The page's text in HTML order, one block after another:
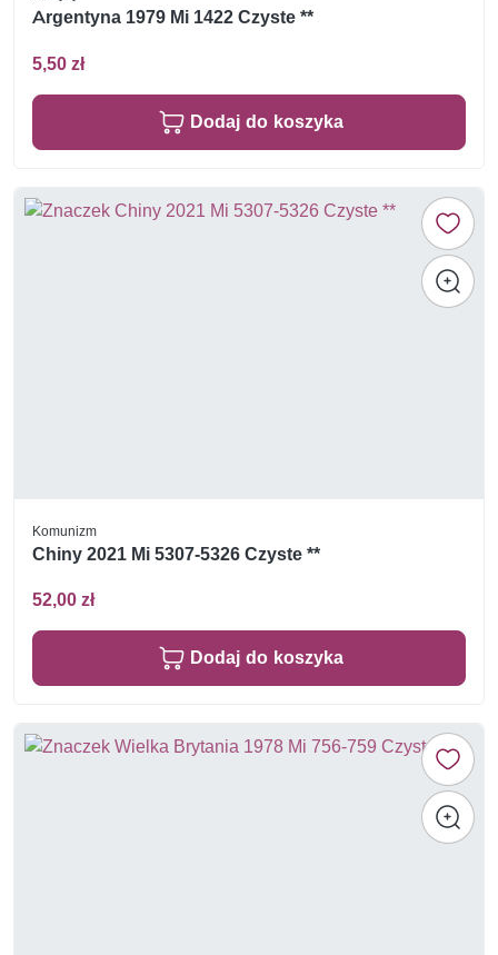
Argentyna 1979 Mi 1422 Czyste **
5,50 zł
Dodaj do koszyka
Komunizm
Chiny 2021 Mi 5307-5326 Czyste **
52,00 zł
Dodaj do koszyka